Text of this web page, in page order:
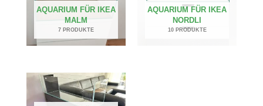
AQUARIUM FÜR IKEA
MALM
7 PRODUKTE
AQUARIUM FÜR IKEA
NORDLI
10 PRODUKTE